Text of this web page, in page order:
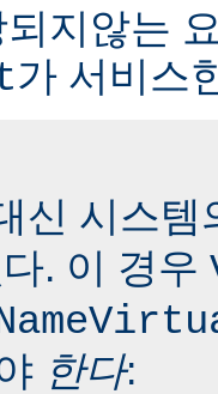
지않는
가 서비스
신 시스템
. 이 경우
한다: